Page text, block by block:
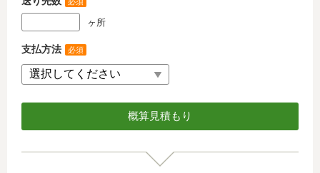
ヶ所
支払方法 必須